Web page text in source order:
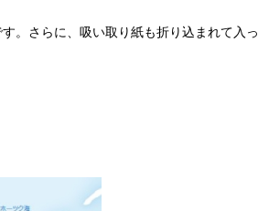
。さらに、吸い取り紙も折り込まれて入っ